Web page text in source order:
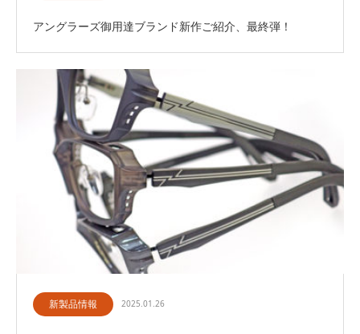
アングラーズ御用達ブランド新作ご紹介、最終弾！
新製品情報 2025.01.26